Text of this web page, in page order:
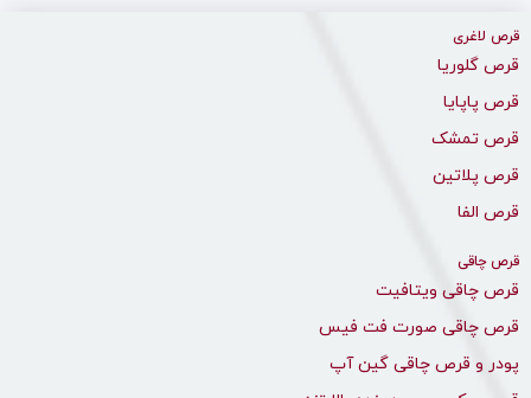
قرص لاغری
قرص گلوریا
قرص پاپایا
قرص تمشک
قرص پلاتین
قرص الفا
قرص چاقی
قرص چاقی ویتافیت
قرص چاقی صورت فت فیس
پودر و قرص چاقی گین آپ